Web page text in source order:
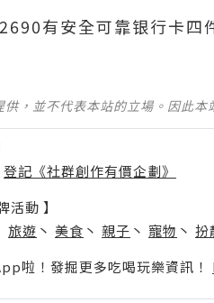
有安全可靠银行卡四
，並不代表本站的立場。因此
登記《社群創作有價企劃》
活動 】
旅遊 丶 美食 丶 親子 丶 寵物 丶 扮
啦！發掘更多吃喝玩樂資訊！